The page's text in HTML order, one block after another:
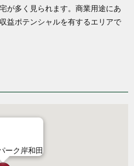
が多く見られます。商業用途にあ
益ポテンシャルを有するエリアで
ーク岸和田